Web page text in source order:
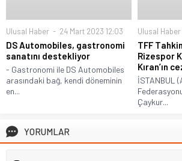
Ulusal Haber 24 Mart 2023 12:03
DS Automobiles, gastronomi
sanatını destekliyor
- Gastronomi ile DS Automobiles
arasındaki bağ, kendi döneminin
en...
Ulusal Haber
TFF
Rizespor
Kıran’ın
İSTANBUL
Çaykur...
YORUMLAR